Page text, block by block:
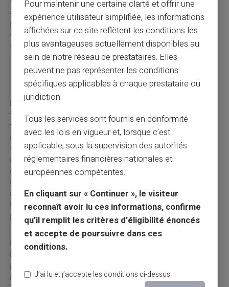
sans pénalité » aux prestations de retraite grâce à de
prétendues échappatoires fiscales et utilisent des systèmes
complexes pour éroder les comptes de retraite par le biais de
commissions, d'investissements, etc.
Fraude par affinité
Les escrocs qui réalisent des fraudes par affinité sont
fréquemment (ou prétendent être) membres du groupe qu'ils
tentent d'escroquer. Les fraudeurs exploitent l'âge, l'identité
religieuse, ethnique, sexuelle ou professionnelle de leur
victime pour gagner leur confiance, sachant qu'il est dans la
nature humaine de faire confiance aux personnes qui vous
ressemblent. La fraude par affinité implique presque toujours
un faux investissement ou un investissement où le fraudeur
ment sur des détails importants (comme le risque de perte,
les antécédents de l'investissement ou les antécédents du
promoteur du système).
De nombreuses fraudes par affinité sont des systèmes de
Ponzi ou des pyramides, dans lesquels l'argent donné au
promoteur par de nouveaux investisseurs est versé aux
investisseurs antérieurs pour créer l'illusion que le soi-disant
Pour maintenir une certaine clarté et offrir une
expérience utilisateur simplifiée, les informations
affichées sur ce site reflètent les conditions les
plus avantageuses actuellement disponibles au
sein de notre réseau de prestataires. Elles
peuvent ne pas représenter les conditions
spécifiques applicables à chaque prestataire ou
juridiction.
Tous les services sont fournis en conformité
avec les lois en vigueur et, lorsque c’est
applicable, sous la supervision des autorités
réglementaires financières nationales et
européennes compétentes.
En cliquant sur « Continuer », le visiteur
reconnaît avoir lu ces informations, confirme
qu’il remplit les critères d’éligibilité énoncés
et accepte de poursuivre dans ces
conditions.
J’ai lu et j’accepte les conditions ci-dessus.